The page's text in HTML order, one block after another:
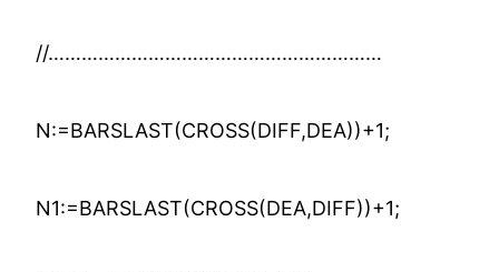
//……………………………………………………
N:=BARSLAST(CROSS(DIFF,DEA))+1;
N1:=BARSLAST(CROSS(DEA,DIFF))+1;